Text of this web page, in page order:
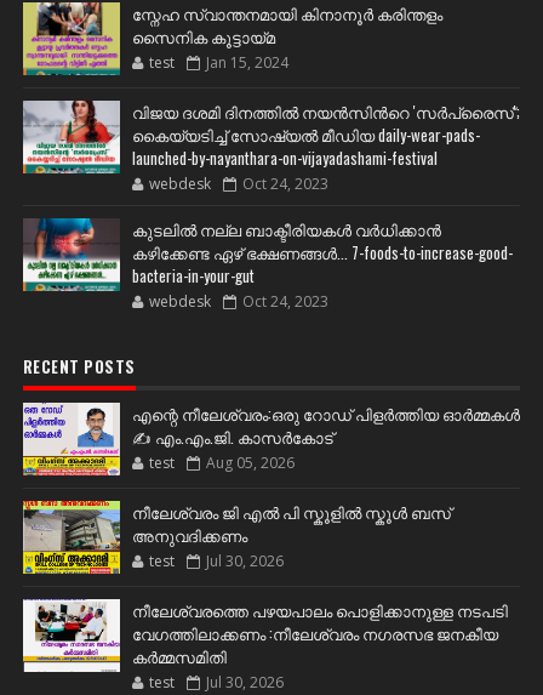
സ്നേഹ സ്വാന്തനമായി കിനാനൂർ കരിന്തളം
സൈനിക കൂട്ടായ്മ
test Jan 15, 2024
വിജയ ദശമി ദിനത്തില്‍ നയന്‍സിന്‍റെ 'സര്‍പ്രൈസ്';
കൈയ്യടിച്ച് സോഷ്യല്‍ മീഡിയ daily-wear-pads-
launched-by-nayanthara-on-vijayadashami-festival
webdesk Oct 24, 2023
കുടലിൽ നല്ല ബാക്ടീരിയകൾ വര്‍ധിക്കാന്‍
കഴിക്കേണ്ട ഏഴ് ഭക്ഷണങ്ങള്‍... 7-foods-to-increase-good-
bacteria-in-your-gut
webdesk Oct 24, 2023
RECENT POSTS
എന്റെ നീലേശ്വരം:ഒരു റോഡ് പിളർത്തിയ ഓർമ്മകൾ
✍️ എം.എം.ജി. കാസർകോട്
test Aug 05, 2026
നീലേശ്വരം ജി എൽ പി സ്കൂളിൽ സ്കൂൾ ബസ്
അനുവദിക്കണം
test Jul 30, 2026
നീലേശ്വരത്തെ പഴയപാലം പൊളിക്കാനുള്ള നടപടി
വേഗത്തിലാക്കണം :നീലേശ്വരം നഗരസഭ ജനകീയ
കർമ്മസമിതി
test Jul 30, 2026